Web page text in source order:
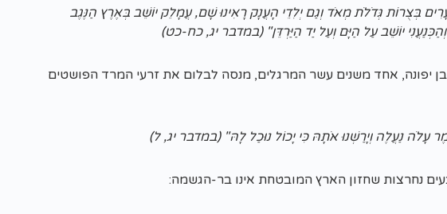
בְּצֻרוֹת גְּדֹלֹת מְאֹד וְגַם יְלִדֵי הָעֲנָק רָאִינוּ שָׁם, עֲמָלֵק יוֹשֵׁב בְּאֶרֶץ הַנֶּגֶב
יוֹשֵׁב עַל הַיָּם וְעַל יַד הַיַּרְדֵּן" (במדבר יג, כח-כט)
יפונה, אחד משנים עשר המרגלים, מנסה לבלום את זרעי המרד הפושטים
נַעֲלֶה וְיָרַשְׁנוּ אֹתָהּ כִּי יָכוֹל נוּכַל לָהּ" (במדבר יג, ל)
נחרצות שחזון הארץ המובטחת אינו בר-הגשמה: